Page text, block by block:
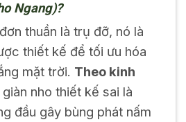
Ngang)?
thuần là trụ đỡ, nó là
thiết kế để tối ưu hóa
mặt trời. Theo kinh
giàn nho thiết kế sai là
đầu gây bùng phát nấm